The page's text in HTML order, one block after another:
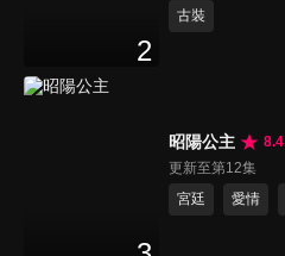
2
古裝
昭陽公主
8.4
更新至第12集
宮廷
愛情